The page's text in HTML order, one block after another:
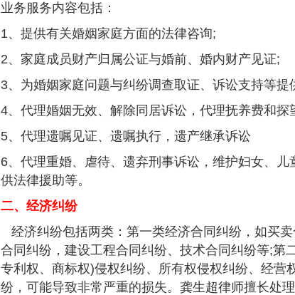
业务服务内容包括：
1、提供有关婚姻家庭方面的法律咨询;
2、家庭成员财产归属公证与婚前、婚内财产见证;
3、为婚姻家庭问题与纠纷调查取证、诉讼支持等提
4、代理婚姻无效、解除同居诉讼，代理抚养费和探
5、代理遗嘱见证、遗嘱执行，遗产继承诉讼
6、代理重婚、虐待、遗弃刑事诉讼，维护妇女、
供法律援助等。
二、经济纠纷
经济纠纷包括两类：第一类经济合同纠纷，如买
合同纠纷，建设工程合同纠纷、技术合同纠纷等;第
专利权、商标权)侵权纠纷、所有权侵权纠纷、经营
纷，可能导致非常严重的损失。龚生超律师擅长处